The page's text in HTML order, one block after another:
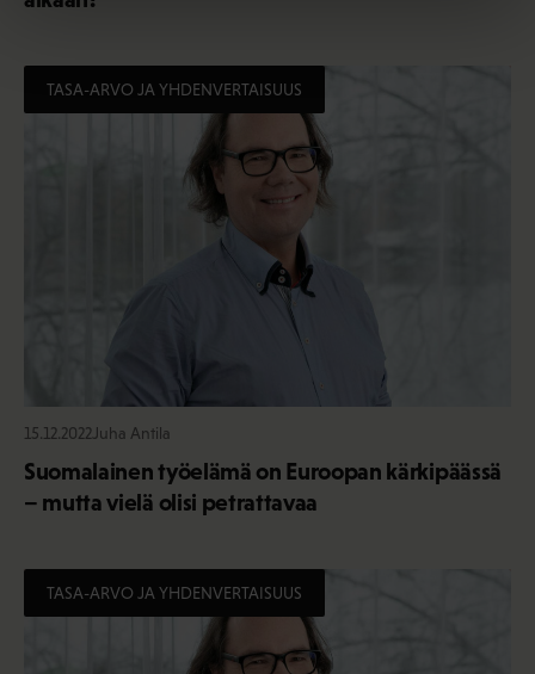
TASA-ARVO JA YHDENVERTAISUUS
15.12.2022Juha Antila
Suomalainen työelämä on Euroopan kärkipäässä
– mutta vielä olisi petrattavaa
TASA-ARVO JA YHDENVERTAISUUS